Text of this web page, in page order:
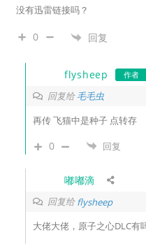
没有迅雷链接吗？
0 回复
flysheep 作者
回复给毛毛虫
再传 飞猫中是种子 点转存
0 回复
嘟嘟滴
回复给flysheep
大佬大佬，原子之心DLC有